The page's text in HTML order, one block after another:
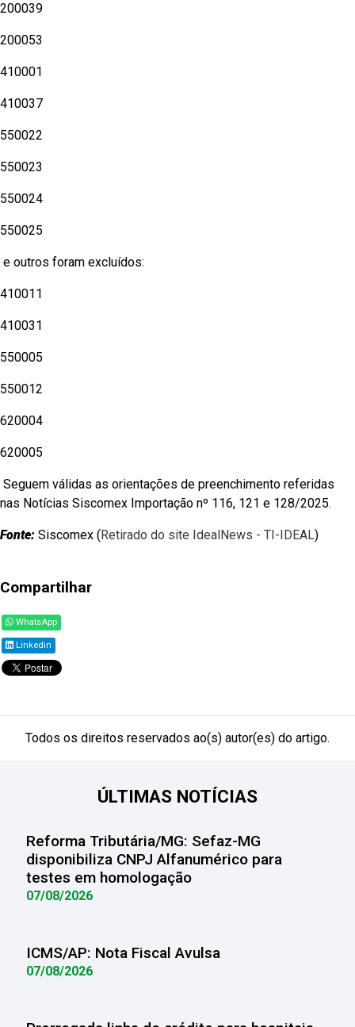
200039
200053
410001
410037
550022
550023
550024
550025
e outros foram excluídos:
410011
410031
550005
550012
620004
620005
Seguem válidas as orientações de preenchimento referidas
nas Notícias Siscomex Importação nº 116, 121 e 128/2025.
Fonte: Siscomex (Retirado do site IdealNews - TI-IDEAL)
Compartilhar
WhatsApp
Linkedin
Todos os direitos reservados ao(s) autor(es) do artigo.
ÚLTIMAS NOTÍCIAS
Reforma Tributária/MG: Sefaz-MG
disponibiliza CNPJ Alfanumérico para
testes em homologação
07/08/2026
ICMS/AP: Nota Fiscal Avulsa
07/08/2026